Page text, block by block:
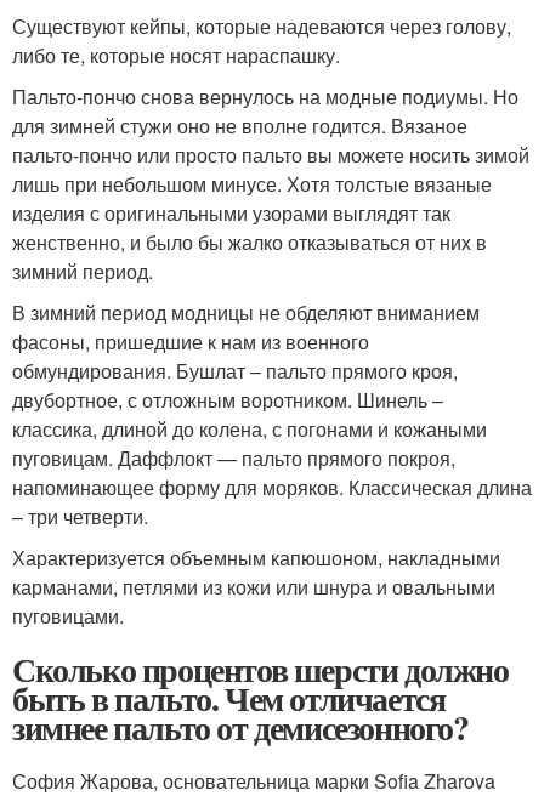
Существуют кейпы, которые надеваются через голову,
либо те, которые носят нараспашку.
Пальто-пончо снова вернулось на модные подиумы. Но
для зимней стужи оно не вполне годится. Вязаное
пальто-пончо или просто пальто вы можете носить зимой
лишь при небольшом минусе. Хотя толстые вязаные
изделия с оригинальными узорами выглядят так
женственно, и было бы жалко отказываться от них в
зимний период.
В зимний период модницы не обделяют вниманием
фасоны, пришедшие к нам из военного
обмундирования. Бушлат – пальто прямого кроя,
двубортное, с отложным воротником. Шинель –
классика, длиной до колена, с погонами и кожаными
пуговицам. Даффлокт — пальто прямого покроя,
напоминающее форму для моряков. Классическая длина
– три четверти.
Характеризуется объемным капюшоном, накладными
карманами, петлями из кожи или шнура и овальными
пуговицами.
Сколько процентов шерсти должно
быть в пальто. Чем отличается
зимнее пальто от демисезонного?
София Жарова, основательница марки Sofia Zharova